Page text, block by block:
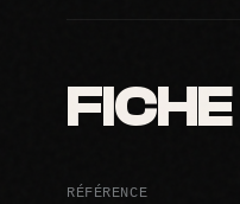
FICHE
RÉFÉRENCE